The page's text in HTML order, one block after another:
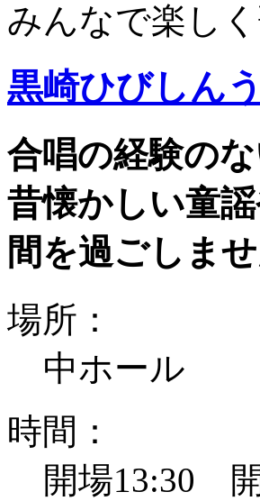
みんなで楽し
黒崎ひびしん
合唱の経験の
昔懐かしい童
間を過ごしま
場所：
中ホール
時間：
開場13:30